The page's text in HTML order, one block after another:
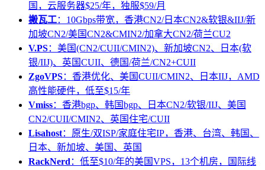
国，云服务器$25/年，独服$59/月
搬瓦工：10Gbps带宽，香港CN2/日本CN2&软银&IIJ/新
加坡CN2/美国CN2&CMIN2/加拿大CN2/荷兰CU2
V.PS：美国(CN2/CUII/CMIN2)、新加坡CN2、日本(软
银/IIJ)、英国CUII、德国/荷兰/CN2+CUII
ZgoVPS：香港优化、美国CUII/CMIN2、日本IIJ，AMD
高性能硬件，低至$15/年
Vmiss：香港bgp、韩国bgp、日本CN2/软银/IIJ、美国
CN2/CUII/CMIN2、英国住宅/CUII
Lisahost：原生/双ISP/家庭住宅IP，香港、台湾、韩国、
日本、新加坡、美国、英国
RackNerd ：低至$10/年的美国VPS，13个机房，国际线